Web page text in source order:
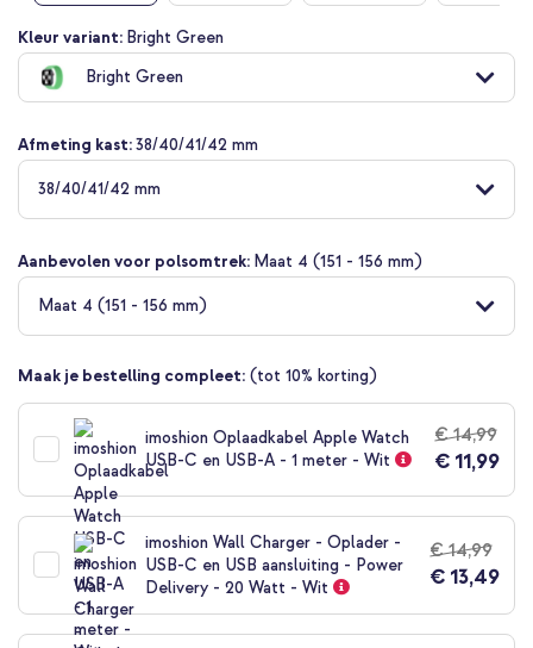
Ga
naar
begin
de
afbeeldingen-
gallerij
Kleur variant: Bright Green
Bright Green
Afmeting kast:38/40/41/42 mm
38/40/41/42 mm
Aanbevolen voor polsomtrek: Maat 4 (151 - 156 mm)
Maat 4 (151 - 156 mm)
Maak je bestelling compleet: (tot 10% korting)
imoshion Oplaadkabel Apple Watch
USB-C en USB-A - 1 meter - Wit
€ 14,99
€ 11,99
imoshion Wall Charger - Oplader -
USB-C en USB aansluiting - Power
Delivery - 20 Watt - Wit
€ 14,99
€ 13,49